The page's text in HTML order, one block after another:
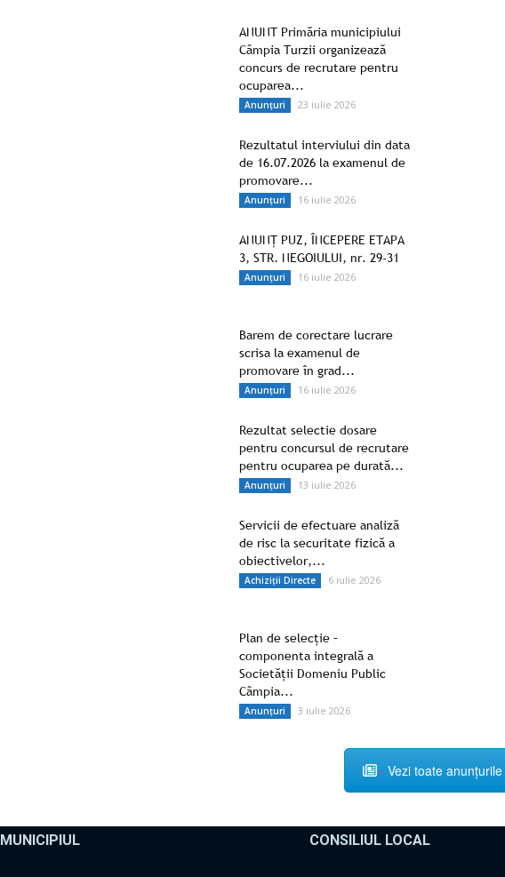
ANUNT Primăria municipiului
Câmpia Turzii organizează
concurs de recrutare pentru
ocuparea...
Anunțuri 23 iulie 2026
Rezultatul interviului din data
de 16.07.2026 la examenul de
promovare...
Anunțuri 16 iulie 2026
ANUNȚ PUZ, ÎNCEPERE ETAPA
3, STR. NEGOIULUI, nr. 29-31
Anunțuri 16 iulie 2026
Barem de corectare lucrare
scrisa la examenul de
promovare în grad...
Anunțuri 16 iulie 2026
Rezultat selectie dosare
pentru concursul de recrutare
pentru ocuparea pe durată...
Anunțuri 13 iulie 2026
Servicii de efectuare analiză
de risc la securitate fizică a
obiectivelor,...
Achiziții Directe 6 iulie 2026
Plan de selecție –
componenta integrală a
Societății Domeniu Public
Câmpia...
Anunțuri 3 iulie 2026
Vezi toate anunțurile
MUNICIPIUL CONSILIUL LOCAL